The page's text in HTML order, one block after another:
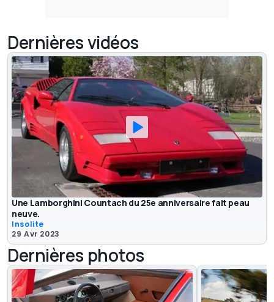
Dernières vidéos
Une Lamborghini Countach du 25e anniversaire fait peau
neuve.
Insolite
29 Avr 2023
Dernières photos